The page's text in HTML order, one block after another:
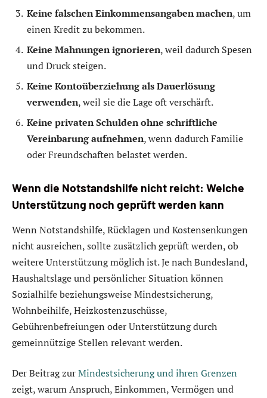
Keine falschen Einkommensangaben machen, um
einen Kredit zu bekommen.
Keine Mahnungen ignorieren, weil dadurch Spesen
und Druck steigen.
Keine Kontoüberziehung als Dauerlösung
verwenden, weil sie die Lage oft verschärft.
Keine privaten Schulden ohne schriftliche
Vereinbarung aufnehmen, wenn dadurch Familie
oder Freundschaften belastet werden.
Wenn die Notstandshilfe nicht reicht: Welche
Unterstützung noch geprüft werden kann
Wenn Notstandshilfe, Rücklagen und Kostensenkungen
nicht ausreichen, sollte zusätzlich geprüft werden, ob
weitere Unterstützung möglich ist. Je nach Bundesland,
Haushaltslage und persönlicher Situation können
Sozialhilfe beziehungsweise Mindestsicherung,
Wohnbeihilfe, Heizkostenzuschüsse,
Gebührenbefreiungen oder Unterstützung durch
gemeinnützige Stellen relevant werden.
Der Beitrag zurMindestsicherung und ihren Grenzen
zeigt, warum Anspruch, Einkommen, Vermögen und